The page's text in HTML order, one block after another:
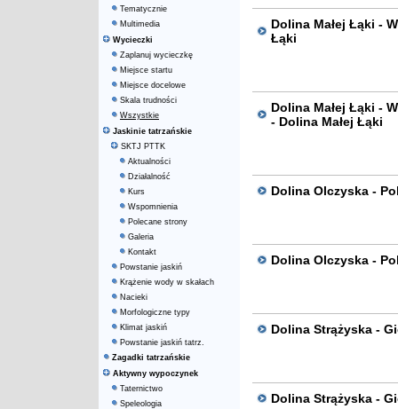
Tematycznie
Multimedia
Wycieczki
Zaplanuj wycieczkę
Miejsce startu
Miejsce docelowe
Skala trudności
Wszystkie
Jaskinie tatrzańskie
SKTJ PTTK
Aktualności
Działalność
Kurs
Wspomnienia
Polecane strony
Galeria
Kontakt
Powstanie jaskiń
Krążenie wody w skałach
Nacieki
Morfologiczne typy
Klimat jaskiń
Powstanie jaskiń tatrz.
Zagadki tatrzańskie
Aktywny wypoczynek
Taternictwo
Speleologia
Dolina Małej Łąki -
Łąki
Dolina Małej Łąki -
- Dolina Małej Łąki
Dolina Olczyska -
Dolina Olczyska -
Dolina Strążyska -
Dolina Strążyska -